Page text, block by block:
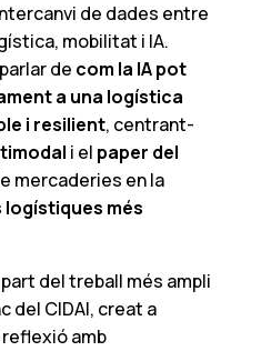
de dades entre
mobilitat i IA.
de com la IA pot
a una logística
i resilient, centrant-
i el paper del
mercaderies en la
logístiques més
del treball més ampli
del CIDAI, creat a
amb